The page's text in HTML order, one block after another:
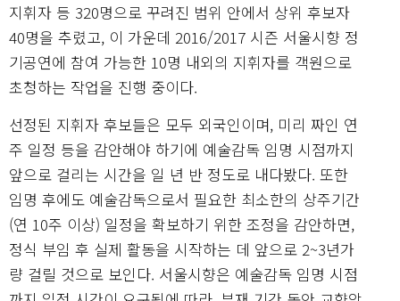
지휘자 등 320명으로 꾸려진 범위 안에서 상위 후보자
40명을 추렸고, 이 가운데 2016/2017 시즌 서울시향 정
기공연에 참여 가능한 10명 내외의 지휘자를 객원으로
초청하는 작업을 진행 중이다.
선정된 지휘자 후보들은 모두 외국인이며, 미리 짜인 연
주 일정 등을 감안해야 하기에 예술감독 임명 시점까지
앞으로 걸리는 시간을 일 년 반 정도로 내다봤다. 또한
임명 후에도 예술감독으로서 필요한 최소한의 상주기간
(연 10주 이상) 일정을 확보하기 위한 조정을 감안하면,
정식 부임 후 실제 활동을 시작하는 데 앞으로 2~3년가
량 걸릴 것으로 보인다. 서울시향은 예술감독 임명 시점